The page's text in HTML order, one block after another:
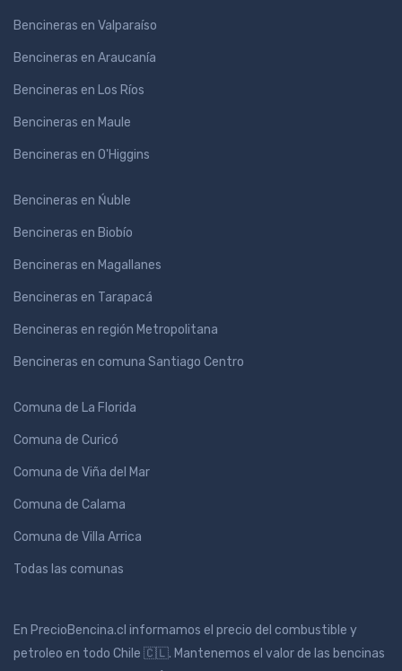
Bencineras en Valparaíso
Bencineras en Araucanía
Bencineras en Los Ríos
Bencineras en Maule
Bencineras en O'Higgins
Bencineras en Ńuble
Bencineras en Biobío
Bencineras en Magallanes
Bencineras en Tarapacá
Bencineras en región Metropolitana
Bencineras en comuna Santiago Centro
Comuna de La Florida
Comuna de Curicó
Comuna de Viña del Mar
Comuna de Calama
Comuna de Villa Arrica
Todas las comunas
En PrecioBencina.cl informamos el precio del combustible y
petroleo en todo Chile 🇨🇱. Mantenemos el valor de las bencinas